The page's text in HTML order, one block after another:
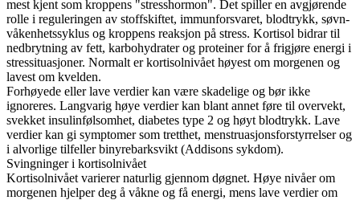
mest kjent som kroppens "stresshormon". Det spiller en avgjørende
rolle i reguleringen av stoffskiftet, immunforsvaret, blodtrykk, søvn-
våkenhetssyklus og kroppens reaksjon på stress. Kortisol bidrar til
nedbrytning av fett, karbohydrater og proteiner for å frigjøre energi i
stressituasjoner. Normalt er kortisolnivået høyest om morgenen og
lavest om kvelden.
Forhøyede eller lave verdier kan være skadelige og bør ikke
ignoreres. Langvarig høye verdier kan blant annet føre til overvekt,
svekket insulinfølsomhet, diabetes type 2 og høyt blodtrykk. Lave
verdier kan gi symptomer som tretthet, menstruasjonsforstyrrelser og
i alvorlige tilfeller binyrebarksvikt (Addisons sykdom).
Svingninger i kortisolnivået
Kortisolnivået varierer naturlig gjennom døgnet. Høye nivåer om
morgenen hjelper deg å våkne og få energi, mens lave verdier om